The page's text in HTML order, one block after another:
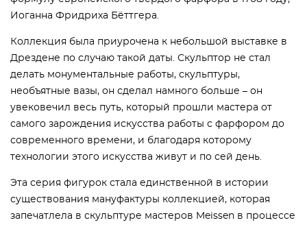
Иоганна Фридриха Бёттгера.
Коллекция была приурочена к небольшой выставке в
Дрездене по случаю такой даты. Скульптор не стал
делать монументальные работы, скульптуры,
необъятные вазы, он сделал намного больше – он
увековечил весь путь, который прошли мастера от
самого зарождения искусства работы с фарфором до
современного времени, и благодаря которому
технологии этого искусства живут и по сей день.
Эта серия фигурок стала единственной в истории
существования мануфактуры коллекцией, которая
запечатлела в скульптуре мастеров Meissen в процессе